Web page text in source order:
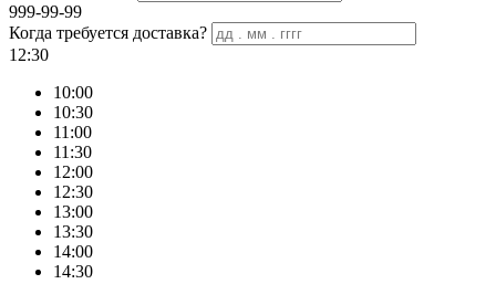
999-99-99
Когда требуется доставка?
12:30
10:00
10:30
11:00
11:30
12:00
12:30
13:00
13:30
14:00
14:30